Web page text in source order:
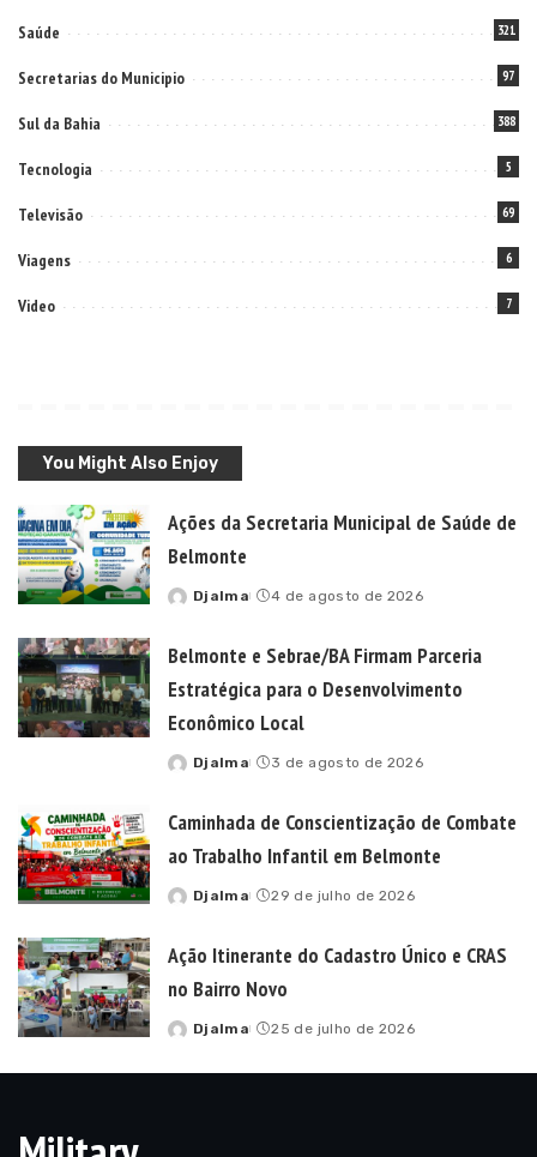
Saúde 321
Secretarias do Municipio 97
Sul da Bahia 388
Tecnologia 5
Televisão 69
Viagens 6
Video 7
You Might Also Enjoy
Ações da Secretaria Municipal de Saúde de
Belmonte
Posted
Djalma 4 de agosto de 2026
Belmonte e Sebrae/BA Firmam Parceria
Estratégica para o Desenvolvimento
Econômico Local
Posted
Djalma 3 de agosto de 2026
Caminhada de Conscientização de Combate
ao Trabalho Infantil em Belmonte
Posted
Djalma 29 de julho de 2026
Ação Itinerante do Cadastro Único e CRAS
no Bairro Novo
Posted
Djalma 25 de julho de 2026